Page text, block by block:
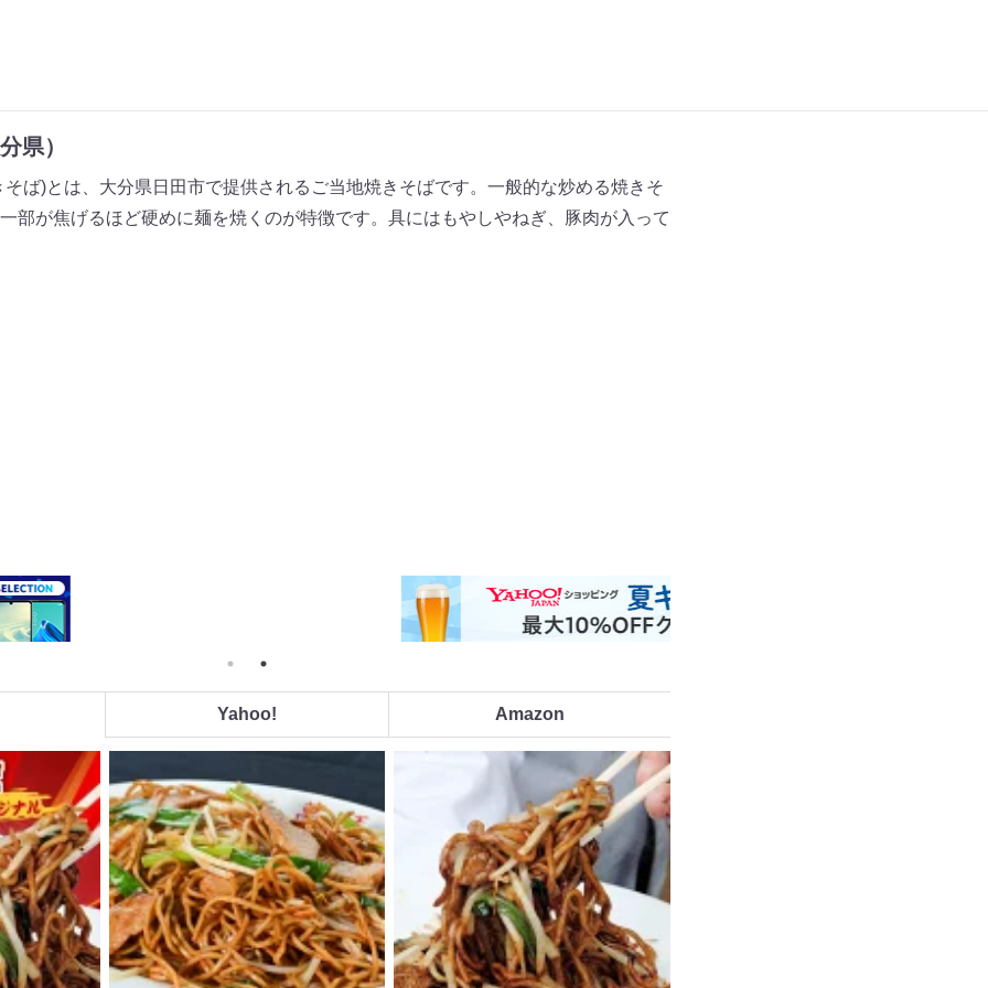
県）
ば)とは、大分県日田市で提供されるご当地焼きそばです。一般的な炒める焼きそ
部が焦げるほど硬めに麺を焼くのが特徴です。具にはもやしやねぎ、豚肉が入って
Yahoo! Amazon